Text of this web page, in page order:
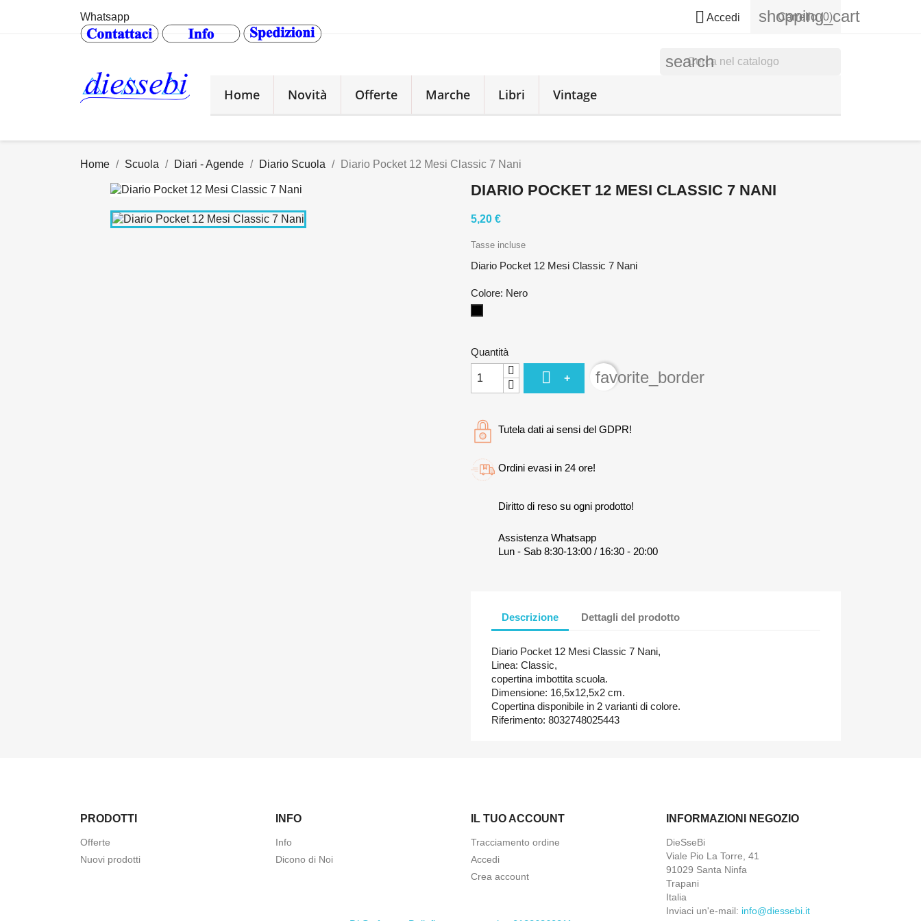
Whatsapp  Accedi shopping_cart
Carrello (0)
search
Home Novità Offerte Marche Libri Vintage
Home Scuola Diari - Agende Diario Scuola Diario Pocket 12 Mesi Classic 7 Nani
DIARIO POCKET 12 MESI CLASSIC 7 NANI
5,20 €
Tasse incluse
Diario Pocket 12 Mesi Classic 7 Nani
Colore: Nero
Quantità
 + favorite_border
Tutela dati ai sensi del GDPR!
Ordini evasi in 24 ore!
Diritto di reso su ogni prodotto!
Assistenza Whatsapp
Lun - Sab 8:30-13:00 / 16:30 - 20:00
Descrizione Dettagli del prodotto
Diario Pocket 12 Mesi Classic 7 Nani,
Linea: Classic,
copertina imbottita scuola.
Dimensione: 16,5x12,5x2 cm.
Copertina disponibile in 2 varianti di colore.
Riferimento: 8032748025443
PRODOTTI
Offerte
Nuovi prodotti
INFO
Info
Dicono di Noi
IL TUO ACCOUNT
Tracciamento ordine
Accedi
Crea account
INFORMAZIONI NEGOZIO
DieSseBi
Viale Pio La Torre, 41
91029 Santa Ninfa
Trapani
Italia
Inviaci un'e-mail: info@diessebi.it